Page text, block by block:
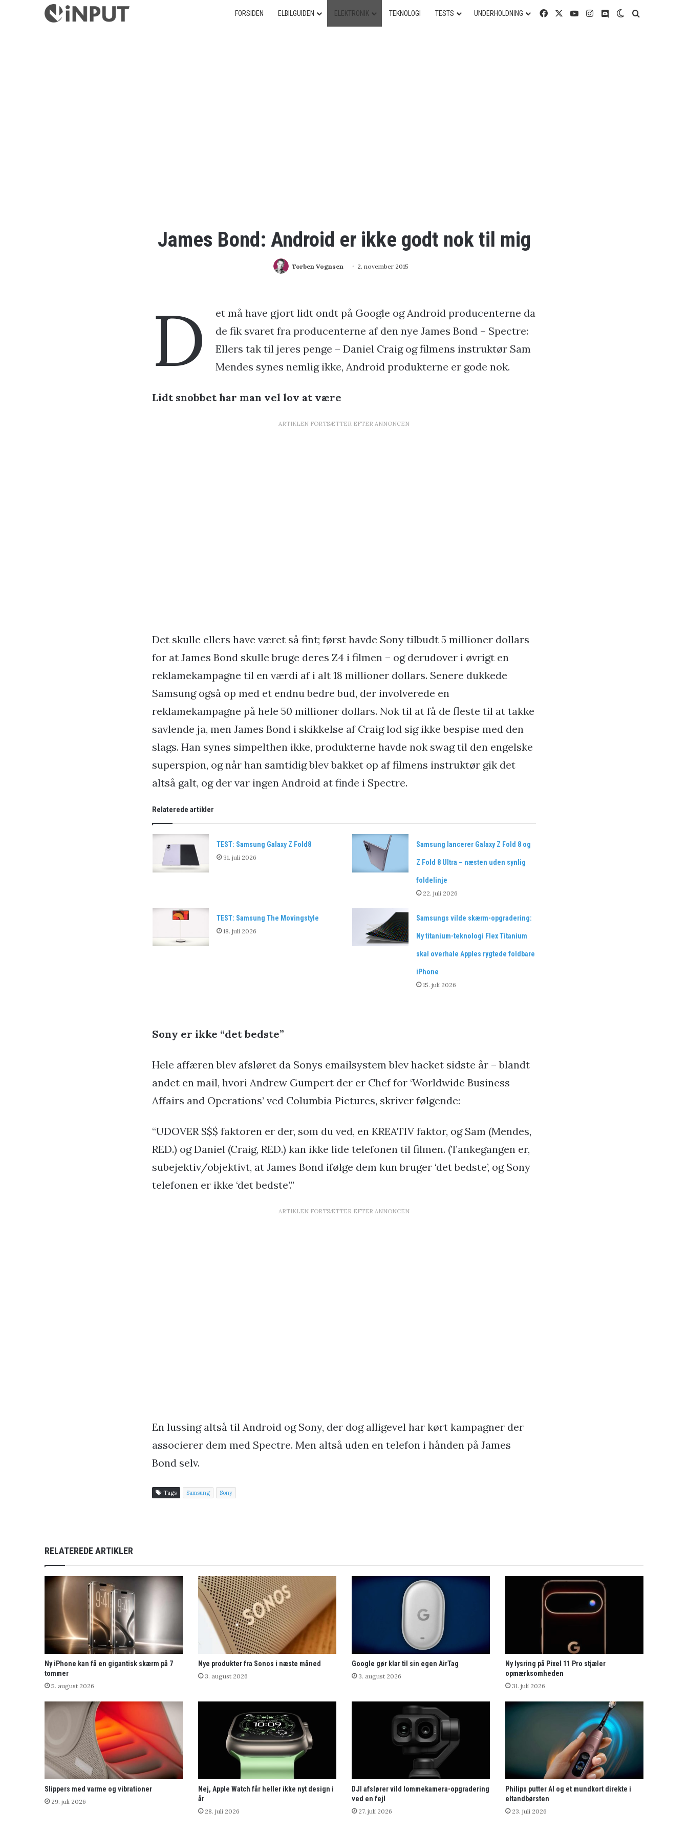
FORSIDEN ELBILGUIDEN ELEKTRONIK TEKNOLOGI TESTS UNDERHOLDNING Facebook YouTubeInstagram
DiscordSwitch skin
James Bond: Android er ikke godt nok til mig
Torben Vognsen 2. november 2015
D
et må have gjort lidt ondt på Google og Android producenterne da
de fik svaret fra producenterne af den nye James Bond – Spectre:
Ellers tak til jeres penge – Daniel Craig og filmens instruktør Sam
Mendes synes nemlig ikke, Android produkterne er gode nok.
Lidt snobbet har man vel lov at være
ARTIKLEN FORTSÆTTER EFTER ANNONCEN
Det skulle ellers have været så fint; først havde Sony tilbudt 5 millioner dollars
for at James Bond skulle bruge deres Z4 i filmen – og derudover i øvrigt en
reklamekampagne til en værdi af i alt 18 millioner dollars. Senere dukkede
Samsung også op med et endnu bedre bud, der involverede en
reklamekampagne på hele 50 millioner dollars. Nok til at få de fleste til at takke
savlende ja, men James Bond i skikkelse af Craig lod sig ikke bespise med den
slags. Han synes simpelthen ikke, produkterne havde nok swag til den engelske
superspion, og når han samtidig blev bakket op af filmens instruktør gik det
altså galt, og der var ingen Android at finde i Spectre.
Relaterede artikler
TEST: Samsung Galaxy Z Fold8
31. juli 2026
Samsung lancerer Galaxy Z Fold 8 og
Z Fold 8 Ultra – næsten uden synlig
foldelinje
22. juli 2026
TEST: Samsung The Movingstyle
18. juli 2026
Samsungs vilde skærm-opgradering:
Ny titanium-teknologi Flex Titanium
skal overhale Apples rygtede foldbare
iPhone
15. juli 2026
Sony er ikke “det bedste”
Hele affæren blev afsløret da Sonys emailsystem blev hacket sidste år – blandt
andet en mail, hvori Andrew Gumpert der er Chef for ‘Worldwide Business
Affairs and Operations’ ved Columbia Pictures, skriver følgende:
“UDOVER $$$ faktoren er der, som du ved, en KREATIV faktor, og Sam (Mendes,
RED.) og Daniel (Craig, RED.) kan ikke lide telefonen til filmen. (Tankegangen er,
subejektiv/objektivt, at James Bond ifølge dem kun bruger ‘det bedste’, og Sony
telefonen er ikke ‘det bedste’.”
ARTIKLEN FORTSÆTTER EFTER ANNONCEN
En lussing altså til Android og Sony, der dog alligevel har kørt kampagner der
associerer dem med Spectre. Men altså uden en telefon i hånden på James
Bond selv.
Tags Samsung Sony
RELATEREDE ARTIKLER
Ny iPhone kan få en gigantisk skærm på 7
tommer
5. august 2026
Nye produkter fra Sonos i næste måned
3. august 2026
Google gør klar til sin egen AirTag
3. august 2026
Ny lysring på Pixel 11 Pro stjæler
opmærksomheden
31. juli 2026
Slippers med varme og vibrationer
29. juli 2026
Nej, Apple Watch får heller ikke nyt design i
år
28. juli 2026
DJI afslører vild lommekamera-opgradering
ved en fejl
27. juli 2026
Philips putter AI og et mundkort direkte i
eltandbørsten
23. juli 2026